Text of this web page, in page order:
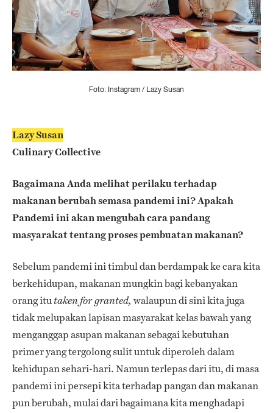
Foto: Instagram / Lazy Susan
Lazy Susan
Culinary Collective
Bagaimana Anda melihat perilaku terhadap
makanan berubah semasa pandemi ini? Apakah
Pandemi ini akan mengubah cara pandang
masyarakat tentang proses pembuatan makanan?
Sebelum pandemi ini timbul dan berdampak ke cara kita
berkehidupan, makanan mungkin bagi kebanyakan
orang itu taken for granted, walaupun di sini kita juga
tidak melupakan lapisan masyarakat kelas bawah yang
menganggap asupan makanan sebagai kebutuhan
primer yang tergolong sulit untuk diperoleh dalam
kehidupan sehari-hari. Namun terlepas dari itu, di masa
pandemi ini persepi kita terhadap pangan dan makanan
pun berubah, mulai dari bagaimana kita menghadapi